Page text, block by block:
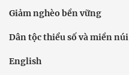
Giảm nghèo bền vững
Dân tộc thiểu số và miền núi
English